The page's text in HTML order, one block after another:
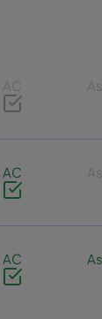
AC
AC
AC